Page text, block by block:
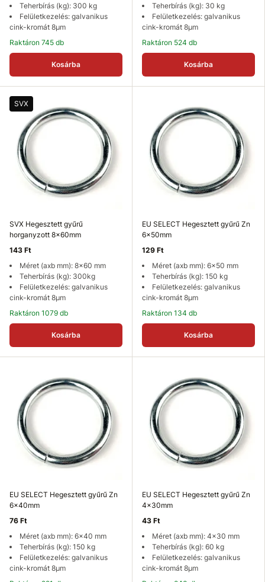
Teherbírás (kg): 300 kg
Felületkezelés: galvanikus
cink-kromát 8µm
Raktáron 745 db
Kosárba
Teherbírás (kg): 30 kg
Felületkezelés: galvanikus
cink-kromát 8µm
Raktáron 524 db
Kosárba
SVX
SVX Hegesztett gyűrű
horganyzott 8x60mm
143 Ft
Méret (axb mm): 8x60 mm
Teherbírás (kg): 300kg
Felületkezelés: galvanikus
cink-kromát 8µm
Raktáron 1079 db
Kosárba
EU SELECT Hegesztett gyűrű Zn
6x50mm
129 Ft
Méret (axb mm): 6x50 mm
Teherbírás (kg): 150 kg
Felületkezelés: galvanikus
cink-kromát 8µm
Raktáron 134 db
Kosárba
EU SELECT Hegesztett gyűrű Zn
6x40mm
76 Ft
Méret (axb mm): 6x40 mm
Teherbírás (kg): 150 kg
Felületkezelés: galvanikus
cink-kromát 8µm
EU SELECT Hegesztett gyűrű Zn
4x30mm
43 Ft
Méret (axb mm): 4x30 mm
Teherbírás (kg): 60 kg
Felületkezelés: galvanikus
cink-kromát 8µm